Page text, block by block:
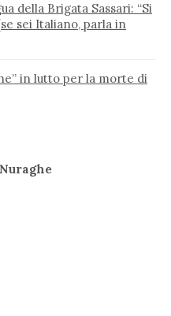
della Brigata Sassari: “Si
sei Italiano, parla in
in lutto per la morte di